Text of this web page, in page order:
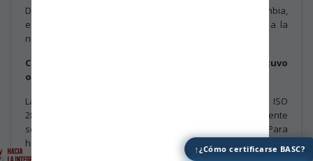
↑¿Cómo certificarse BASC?
De acuerdo con lo anterior, BASC Bogotá - Colombia,
establece el siguiente cronograma para la transición a la
nueva versión de la norma ISO 28000:2022:
Caso 1: La certificación actual ISO 28000:2007 se obtuvo
o se renovó antes del 14 de noviembre de 2021
La renovación se puede hacer con la versión 2007 de ISO
28000, sin embargo la duración de la certificación solamente
será hasta el 15 de marzo de 2025 y no por los 3 años. Para
hacer la transición a la versión 2022, se podrá realizar en una
auditoría de seguimiento o una auditoría especial, cuyo plazo